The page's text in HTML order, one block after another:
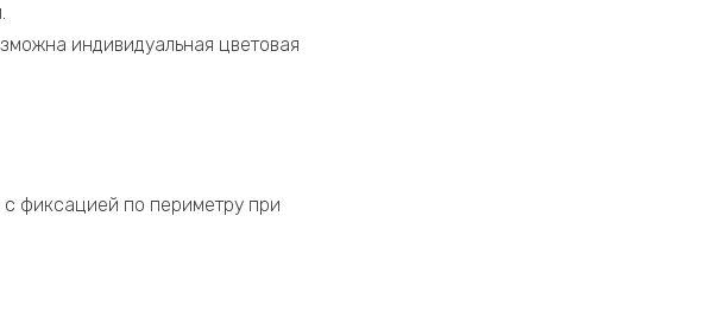
индивидуальная цветовая
фиксацией по периметру при